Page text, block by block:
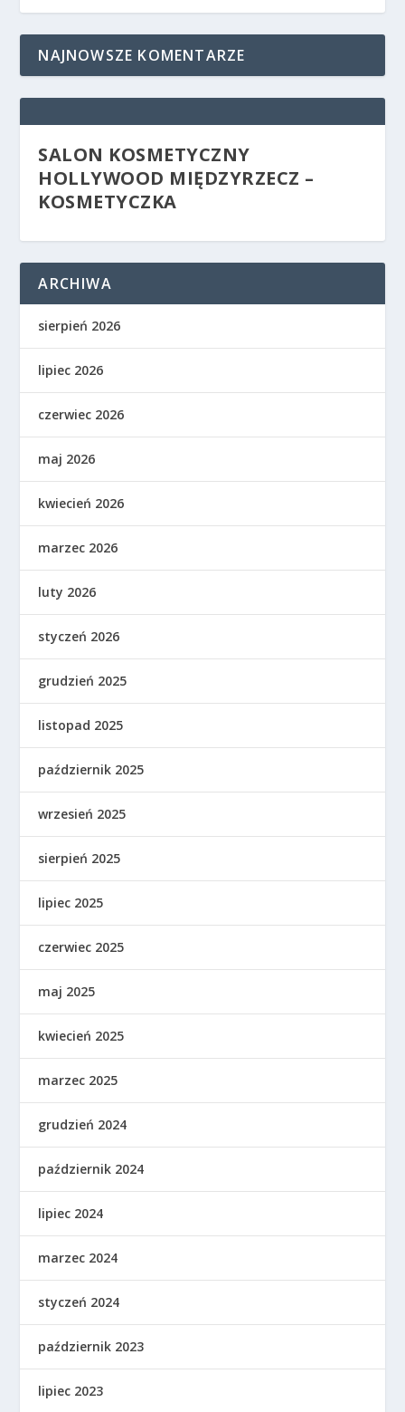
NAJNOWSZE KOMENTARZE
SALON KOSMETYCZNY
HOLLYWOOD MIĘDZYRZECZ –
KOSMETYCZKA
ARCHIWA
sierpień 2026
lipiec 2026
czerwiec 2026
maj 2026
kwiecień 2026
marzec 2026
luty 2026
styczeń 2026
grudzień 2025
listopad 2025
październik 2025
wrzesień 2025
sierpień 2025
lipiec 2025
czerwiec 2025
maj 2025
kwiecień 2025
marzec 2025
grudzień 2024
październik 2024
lipiec 2024
marzec 2024
styczeń 2024
październik 2023
lipiec 2023